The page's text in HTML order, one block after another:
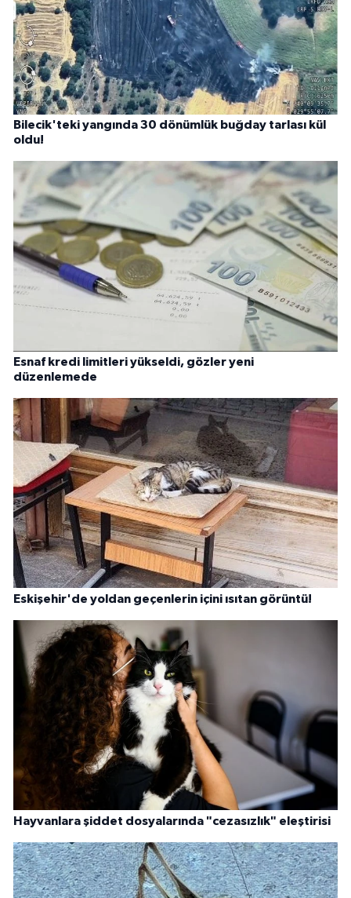
Bilecik'teki yangında 30 dönümlük buğday tarlası kül
oldu!
Esnaf kredi limitleri yükseldi, gözler yeni
düzenlemede
Eskişehir'de yoldan geçenlerin içini ısıtan görüntü!
Hayvanlara şiddet dosyalarında "cezasızlık" eleştirisi